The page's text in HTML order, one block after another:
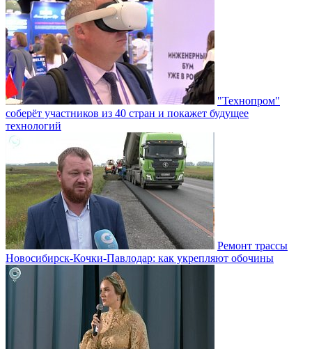
"Технопром"
соберёт участников из 40 стран и покажет будущее
технологий
Ремонт трассы
Новосибирск-Кочки-Павлодар: как укрепляют обочины